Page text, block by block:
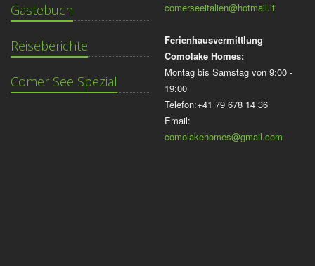
Gästebuch
Reiseberichte
Comer See Spezial
comerseeitalien@hotmail.it
Ferienhausvermittlung
Comolake Homes:
Montag bis Samstag von 9:00 -
19:00
Telefon:+41 79 678 14 36
Email:
comolakehomes@gmail.com